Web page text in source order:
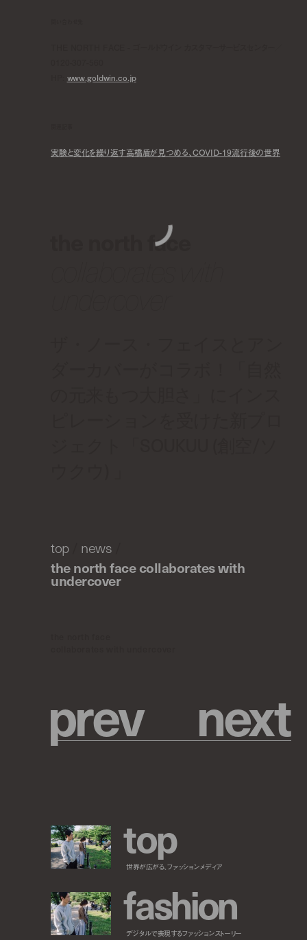
www.goldwin.co.jp
実験と変化を繰り返す高橋盾が見つめる、COVID-19流行後の世界
the north face
top/ news
the north face collaborates with
undercover
prev next
top
世界が広がる、ファッションメディア
fashion
デジタルで表現するファッションストーリー